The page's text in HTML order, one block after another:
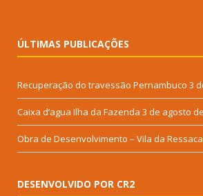
ÚLTIMAS PUBLICAÇÕES
Recuperação do travessão Pernambuco 3
Caixa d’agua Ilha da Fazenda 3 de agosto
Obra de Desenvolvimento – Vila da Ressaca
DESENVOLVIDO POR CR2